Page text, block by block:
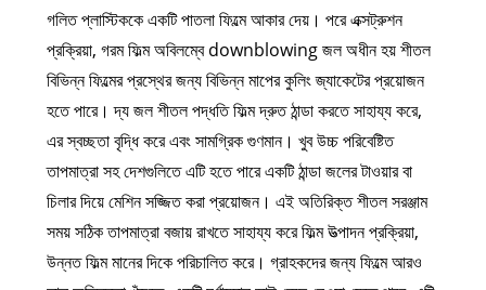
গলিত প্লাস্টিককে একটি পাতলা ফিল্মে আকার দেয়। পরে এক্সট্রুশন
প্রক্রিয়া, গরম ফিল্ম অবিলম্বে downblowing জল অধীন হয় শীতল
বিভিন্ন ফিল্মের প্রস্থের জন্য বিভিন্ন মাপের কুলিং জ্যাকেটের প্রয়োজন
হতে পারে। দ্য জল শীতল পদ্ধতি ফিল্ম দ্রুত ঠান্ডা করতে সাহায্য করে,
এর স্বচ্ছতা বৃদ্ধি করে এবং সামগ্রিক গুণমান। খুব উচ্চ পরিবেষ্টিত
তাপমাত্রা সহ দেশগুলিতে এটি হতে পারে একটি ঠান্ডা জলের টাওয়ার বা
চিলার দিয়ে মেশিন সজ্জিত করা প্রয়োজন। এই অতিরিক্ত শীতল সরঞ্জাম
সময় সঠিক তাপমাত্রা বজায় রাখতে সাহায্য করে ফিল্ম উত্পাদন প্রক্রিয়া,
উন্নত ফিল্ম মানের দিকে পরিচালিত করে। গ্রাহকদের জন্য ফিল্মে আরও